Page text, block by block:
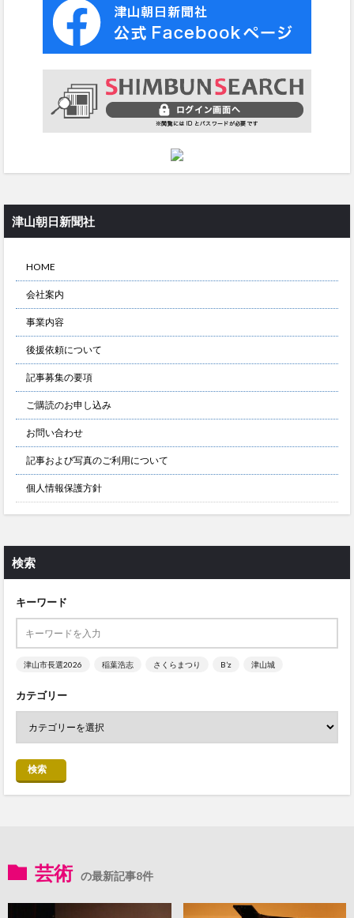
津山朝日新聞社
HOME
会社案内
事業内容
後援依頼について
記事募集の要項
ご購読のお申し込み
お問い合わせ
記事および写真のご利用について
個人情報保護方針
検索
キーワード
津山市長選2026 稲葉浩志 さくらまつり B’z 津山城
カテゴリー
検索
芸術 の最新記事8件